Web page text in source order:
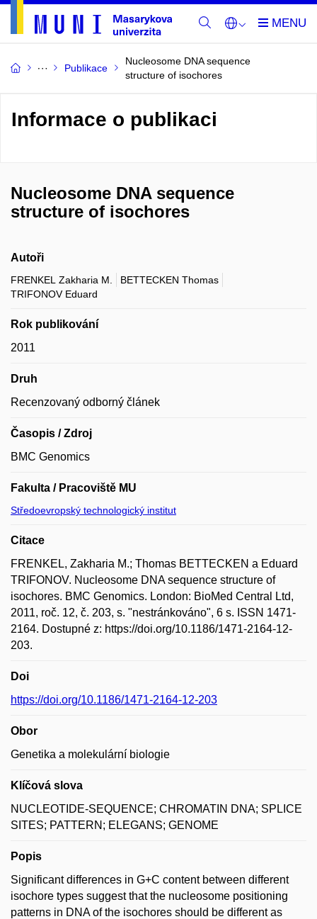
Publikace
Nucleosome DNA sequence
structure of isochores
Informace o publikaci
Nucleosome DNA sequence
structure of isochores
Autoři
FRENKEL Zakharia M.
BETTECKEN Thomas
TRIFONOV Eduard
Rok publikování
2011
Druh
Recenzovaný odborný článek
Časopis / Zdroj
BMC Genomics
Fakulta / Pracoviště MU
Středoevropský technologický institut
Citace
FRENKEL, Zakharia M.; Thomas BETTECKEN a Eduard
TRIFONOV. Nucleosome DNA sequence structure of
isochores. BMC Genomics. London: BioMed Central Ltd,
2011, roč. 12, č. 203, s. "nestránkováno", 6 s. ISSN 1471-
2164. Dostupné z: https://doi.org/10.1186/1471-2164-12-
203.
Doi
https://doi.org/10.1186/1471-2164-12-203
Obor
Genetika a molekulární biologie
Klíčová slova
NUCLEOTIDE-SEQUENCE; CHROMATIN DNA; SPLICE
SITES; PATTERN; ELEGANS; GENOME
Popis
Significant differences in G+C content between different
isochore types suggest that the nucleosome positioning
patterns in DNA of the isochores should be different as